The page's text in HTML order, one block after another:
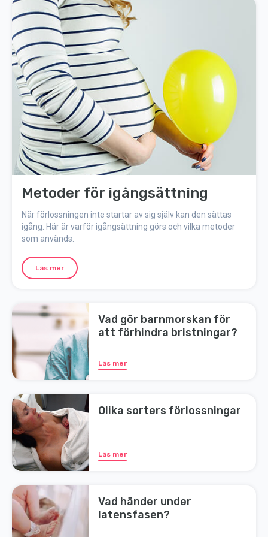
Metoder för igångsättning
När förlossningen inte startar av sig själv kan den sättas
igång. Här är varför igångsättning görs och vilka metoder
som används.
Läs mer
Vad gör barnmorskan för
att förhindra bristningar?
Läs mer
Olika sorters förlossningar
Läs mer
Vad händer under
latensfasen?